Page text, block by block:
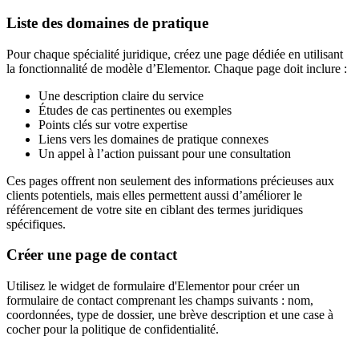
Liste des domaines de pratique
Pour chaque spécialité juridique, créez une page dédiée en utilisant
la fonctionnalité de modèle d’Elementor. Chaque page doit inclure :
Une description claire du service
Études de cas pertinentes ou exemples
Points clés sur votre expertise
Liens vers les domaines de pratique connexes
Un appel à l’action puissant pour une consultation
Ces pages offrent non seulement des informations précieuses aux
clients potentiels, mais elles permettent aussi d’améliorer le
référencement de votre site en ciblant des termes juridiques
spécifiques.
Créer une page de contact
Utilisez le widget de formulaire d'Elementor pour créer un
formulaire de contact comprenant les champs suivants : nom,
coordonnées, type de dossier, une brève description et une case à
cocher pour la politique de confidentialité.